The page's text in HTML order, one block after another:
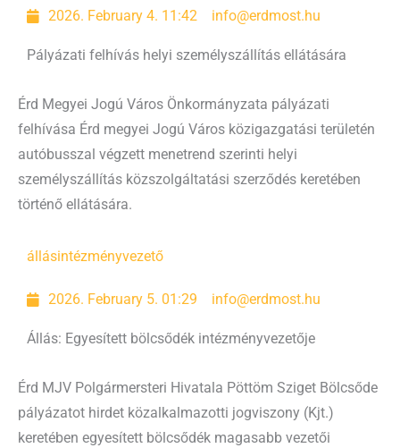
2026. February 4. 11:42 info@erdmost.hu
Pályázati felhívás helyi személyszállítás ellátására
Érd Megyei Jogú Város Önkormányzata pályázati
felhívása Érd megyei Jogú Város közigazgatási területén
autóbusszal végzett menetrend szerinti helyi
személyszállítás közszolgáltatási szerződés keretében
történő ellátására.
állásintézményvezető
2026. February 5. 01:29 info@erdmost.hu
Állás: Egyesített bölcsődék intézményvezetője
Érd MJV Polgármersteri Hivatala Pöttöm Sziget Bölcsőde
pályázatot hirdet közalkalmazotti jogviszony (Kjt.)
keretében egyesített bölcsődék magasabb vezetői